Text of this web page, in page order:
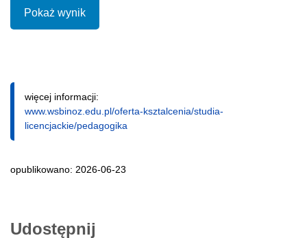
Pokaż wynik
więcej informacji:
www.wsbinoz.edu.pl/oferta-ksztalcenia/studia-
licencjackie/pedagogika
opublikowano: 2026-06-23
Udostępnij